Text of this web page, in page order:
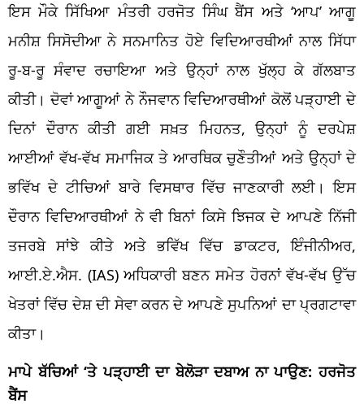
ਇਸ ਮੌਕੇ ਸਿੱਖਿਆ ਮੰਤਰੀ ਹਰਜੋਤ ਸਿੰਘ ਬੈਂਸ ਅਤੇ ‘ਆਪ’ ਆਗੂ
ਮਨੀਸ਼ ਸਿਸੋਦੀਆ ਨੇ ਸਨਮਾਨਿਤ ਹੋਏ ਵਿਦਿਆਰਥੀਆਂ ਨਾਲ ਸਿੱਧਾ
ਰੂ-ਬ-ਰੂ ਸੰਵਾਦ ਰਚਾਇਆ ਅਤੇ ਉਨ੍ਹਾਂ ਨਾਲ ਖੁੱਲ੍ਹ ਕੇ ਗੱਲਬਾਤ
ਕੀਤੀ। ਦੋਵਾਂ ਆਗੂਆਂ ਨੇ ਨੌਜਵਾਨ ਵਿਦਿਆਰਥੀਆਂ ਕੋਲੋਂ ਪੜ੍ਹਾਈ ਦੇ
ਦਿਨਾਂ ਦੌਰਾਨ ਕੀਤੀ ਗਈ ਸਖ਼ਤ ਮਿਹਨਤ, ਉਨ੍ਹਾਂ ਨੂੰ ਦਰਪੇਸ਼
ਆਈਆਂ ਵੱਖ-ਵੱਖ ਸਮਾਜਿਕ ਤੇ ਆਰਥਿਕ ਚੁਣੌਤੀਆਂ ਅਤੇ ਉਨ੍ਹਾਂ ਦੇ
ਭਵਿੱਖ ਦੇ ਟੀਚਿਆਂ ਬਾਰੇ ਵਿਸਥਾਰ ਵਿੱਚ ਜਾਣਕਾਰੀ ਲਈ। ਇਸ
ਦੌਰਾਨ ਵਿਦਿਆਰਥੀਆਂ ਨੇ ਵੀ ਬਿਨਾਂ ਕਿਸੇ ਝਿਜਕ ਦੇ ਆਪਣੇ ਨਿੱਜੀ
ਤਜਰਬੇ ਸਾਂਝੇ ਕੀਤੇ ਅਤੇ ਭਵਿੱਖ ਵਿੱਚ ਡਾਕਟਰ, ਇੰਜੀਨੀਅਰ,
ਆਈ.ਏ.ਐਸ. (IAS) ਅਧਿਕਾਰੀ ਬਣਨ ਸਮੇਤ ਹੋਰਨਾਂ ਵੱਖ-ਵੱਖ ਉੱਚ
ਖੇਤਰਾਂ ਵਿੱਚ ਦੇਸ਼ ਦੀ ਸੇਵਾ ਕਰਨ ਦੇ ਆਪਣੇ ਸੁਪਨਿਆਂ ਦਾ ਪ੍ਰਗਟਾਵਾ
ਕੀਤਾ।
ਮਾਪੇ ਬੱਚਿਆਂ ‘ਤੇ ਪੜ੍ਹਾਈ ਦਾ ਬੇਲੋੜਾ ਦਬਾਅ ਨਾ ਪਾਉਣ: ਹਰਜੋਤ
ਬੈਂਸ